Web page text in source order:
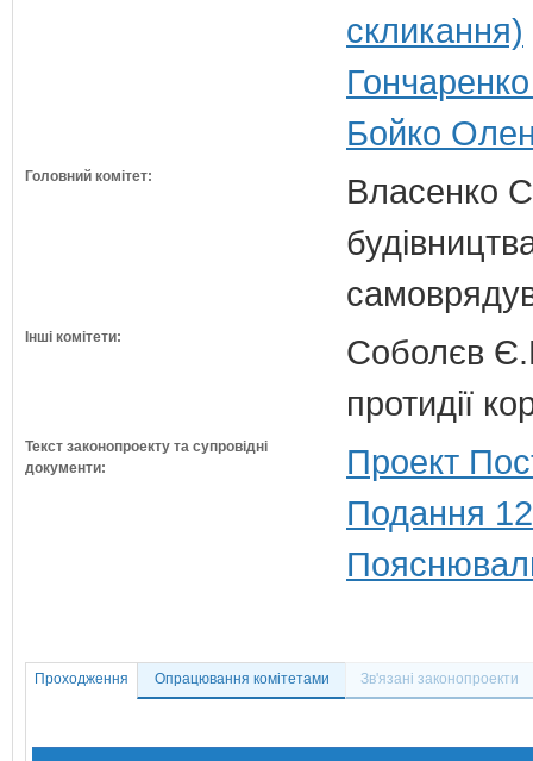
скликання)
Бойко
Головний комітет:
Власенко
Інші комітети:
Соболєв
протидії
Текст законопроекту та супровідні
документи:
Проект
Подання
Проходження Опрацювання комітетами Зв'язані законопроекти